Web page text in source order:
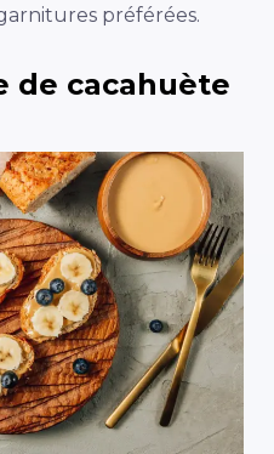
préférées.
de cacahuète